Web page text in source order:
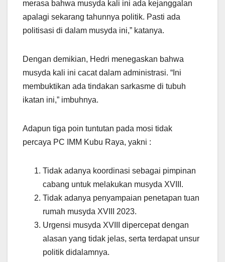
merasa bahwa musyda kali ini ada kejanggalan
apalagi sekarang tahunnya politik. Pasti ada
politisasi di dalam musyda ini,” katanya.
Dengan demikian, Hedri menegaskan bahwa
musyda kali ini cacat dalam administrasi. “Ini
membuktikan ada tindakan sarkasme di tubuh
ikatan ini,” imbuhnya.
Adapun tiga poin tuntutan pada mosi tidak
percaya PC IMM Kubu Raya, yakni :
Tidak adanya koordinasi sebagai pimpinan
cabang untuk melakukan musyda XVIII.
Tidak adanya penyampaian penetapan tuan
rumah musyda XVIII 2023.
Urgensi musyda XVIII dipercepat dengan
alasan yang tidak jelas, serta terdapat unsur
politik didalamnya.